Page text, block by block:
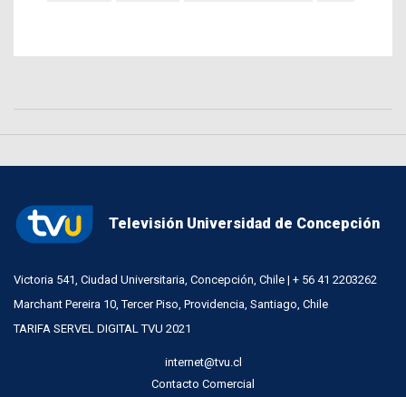
Televisión Universidad de Concepción
Victoria 541, Ciudad Universitaria, Concepción, Chile | + 56 41 2203262
Marchant Pereira 10, Tercer Piso, Providencia, Santiago, Chile
TARIFA SERVEL DIGITAL TVU 2021
internet@tvu.cl
Contacto Comercial